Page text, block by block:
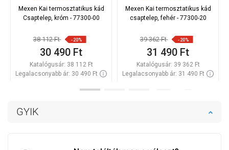
GYIK
Mexen Kai termosztatikus kád
Csaptelep, króm - 77300-00
38 112 Ft -20%
30 490 Ft
Katalógusár: 38 112 Ft
Legalacsonyabb ár: 30 490 Ft
Mexen Kai termosztatikus kád
csaptelep, fehér - 77300-20
39 362 Ft -20%
31 490 Ft
Katalógusár: 39 362 Ft
Legalacsonyabb ár: 31 490 Ft